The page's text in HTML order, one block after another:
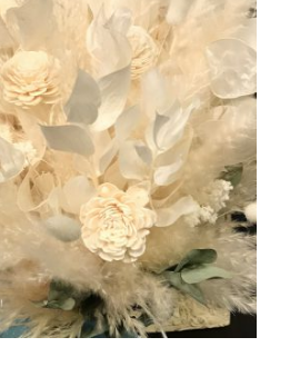
ドライフラワー